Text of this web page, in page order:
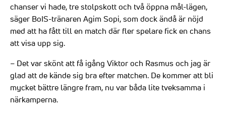
chanser vi hade, tre stolpskott och två öppna mål-lägen,
säger BoIS-tränaren Agim Sopi, som dock ändå är nöjd
med att ha fått till en match där fler spelare fick en chans
att visa upp sig.
– Det var skönt att få igång Viktor och Rasmus och jag är
glad att de kände sig bra efter matchen. De kommer att bli
mycket bättre längre fram, nu var båda lite tveksamma i
närkamperna.